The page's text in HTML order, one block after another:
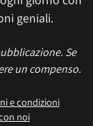
geniali.
Se
un compenso.
e condizioni
noi